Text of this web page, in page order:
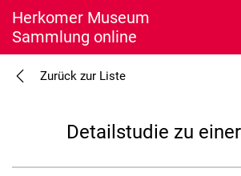
Herkomer Museum
Sammlung online
Entdecken
Zurück zur Liste
Detailstudie zu